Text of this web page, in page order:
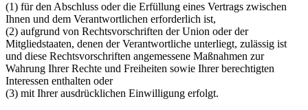
(1) für den Abschluss oder die Erfüllung eines Vertrags zwischen
Ihnen und dem Verantwortlichen erforderlich ist,
(2) aufgrund von Rechtsvorschriften der Union oder der
Mitgliedstaaten, denen der Verantwortliche unterliegt, zulässig ist
und diese Rechtsvorschriften angemessene Maßnahmen zur
Wahrung Ihrer Rechte und Freiheiten sowie Ihrer berechtigten
Interessen enthalten oder
(3) mit Ihrer ausdrücklichen Einwilligung erfolgt.